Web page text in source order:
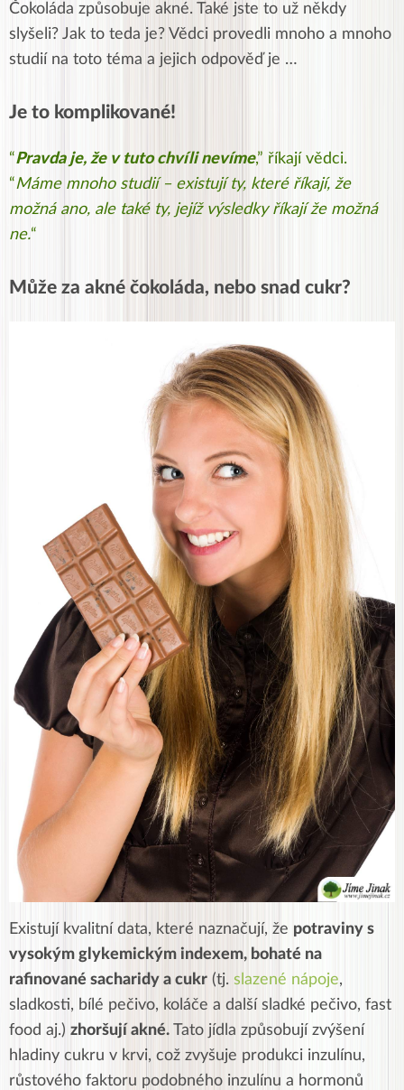
Čokoláda způsobuje akné. Také jste to už někdy
slyšeli? Jak to teda je? Vědci provedli mnoho a mnoho
studií na toto téma a jejich odpověď je …
Je to komplikované!
“Pravda je, že v tuto chvíli nevíme,” říkají vědci.
“Máme mnoho studií – existují ty, které říkají, že
možná ano, ale také ty, jejíž výsledky říkají že možná
ne.“
Může za akné čokoláda, nebo snad cukr?
Existují kvalitní data, které naznačují, že potraviny s
vysokým glykemickým indexem, bohaté na
rafinované sacharidy a cukr (tj. slazené nápoje,
sladkosti, bílé pečivo, koláče a další sladké pečivo, fast
food aj.) zhoršují akné. Tato jídla způsobují zvýšení
hladiny cukru v krvi, což zvyšuje produkci inzulínu,
růstového faktoru podobného inzulínu a hormonů